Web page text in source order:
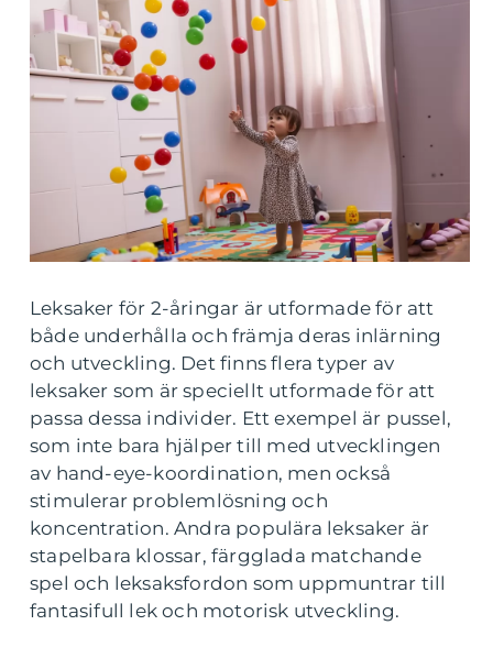
Leksaker för 2-åringar är utformade för att
både underhålla och främja deras inlärning
och utveckling. Det finns flera typer av
leksaker som är speciellt utformade för att
passa dessa individer. Ett exempel är pussel,
som inte bara hjälper till med utvecklingen
av hand-eye-koordination, men också
stimulerar problemlösning och
koncentration. Andra populära leksaker är
stapelbara klossar, färgglada matchande
spel och leksaksfordon som uppmuntrar till
fantasifull lek och motorisk utveckling.